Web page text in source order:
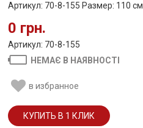
Артикул: 70-8-155 Размер: 110 см
0 грн.
Артикул: 70-8-155
НЕМАЄ В НАЯВНОСТІ
в избранное